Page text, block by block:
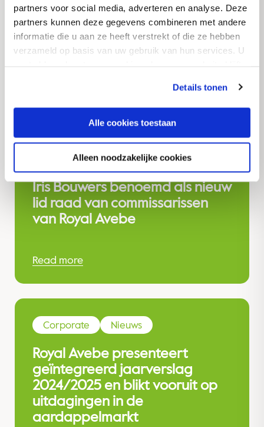
partners voor social media, adverteren en analyse. Deze
partners kunnen deze gegevens combineren met andere
informatie die u aan ze heeft verstrekt of die ze hebben
verzameld op basis van uw gebruik van hun services. U
Details tonen
Alle cookies toestaan
Alleen noodzakelijke cookies
Corporate Nieuws
Iris Bouwers benoemd als nieuw
lid raad van commissarissen
van Royal Avebe
Read more
Corporate Nieuws
Royal Avebe presenteert
geïntegreerd jaarverslag
2024/2025 en blikt vooruit op
uitdagingen in de
aardappelmarkt